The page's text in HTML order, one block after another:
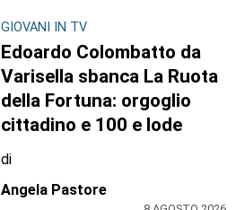
GIOVANI IN TV
Edoardo Colombatto da
Varisella sbanca La Ruota
della Fortuna: orgoglio
cittadino e 100 e lode
di
Angela Pastore